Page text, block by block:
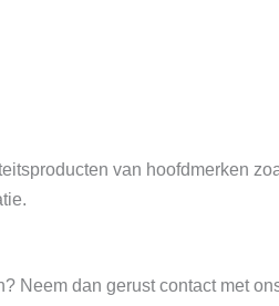
van hoofdmerken
Neem dan gerust contact met